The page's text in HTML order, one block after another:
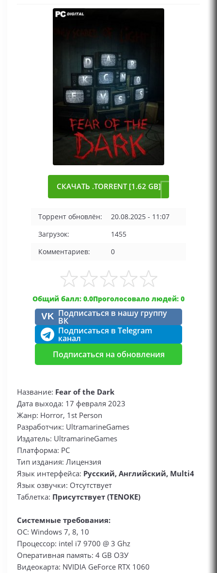
СКАЧАТЬ .TORRENT [1.62 GB]
Торрент обновлён:
20.08.2025 - 11:07
Загрузок:
1455
Комментариев:
0
Общий балл: 0.0Проголосовало людей: 0
VK Подписаться в нашу группу
ВК
Подписаться в Telegram
канал
Подписаться на обновления
Название: Fear of the Dark
Дата выхода: 17 февраля 2023
Жанр: Horror, 1st Person
Разработчик: UltramarineGames
Издатель: UltramarineGames
Платформа: PC
Тип издания: Лицензия
Язык интерфейса: Русский, Английский, Multi4
Язык озвучки: Отсутствует
Таблетка: Присутствует (TENOKE)
Системные требования:
ОС: Windows 7, 8, 10
Процессор: intel i7 9700 @ 3 Ghz
Оперативная память: 4 GB ОЗУ
Видеокарта: NVIDIA GeForce RTX 1060